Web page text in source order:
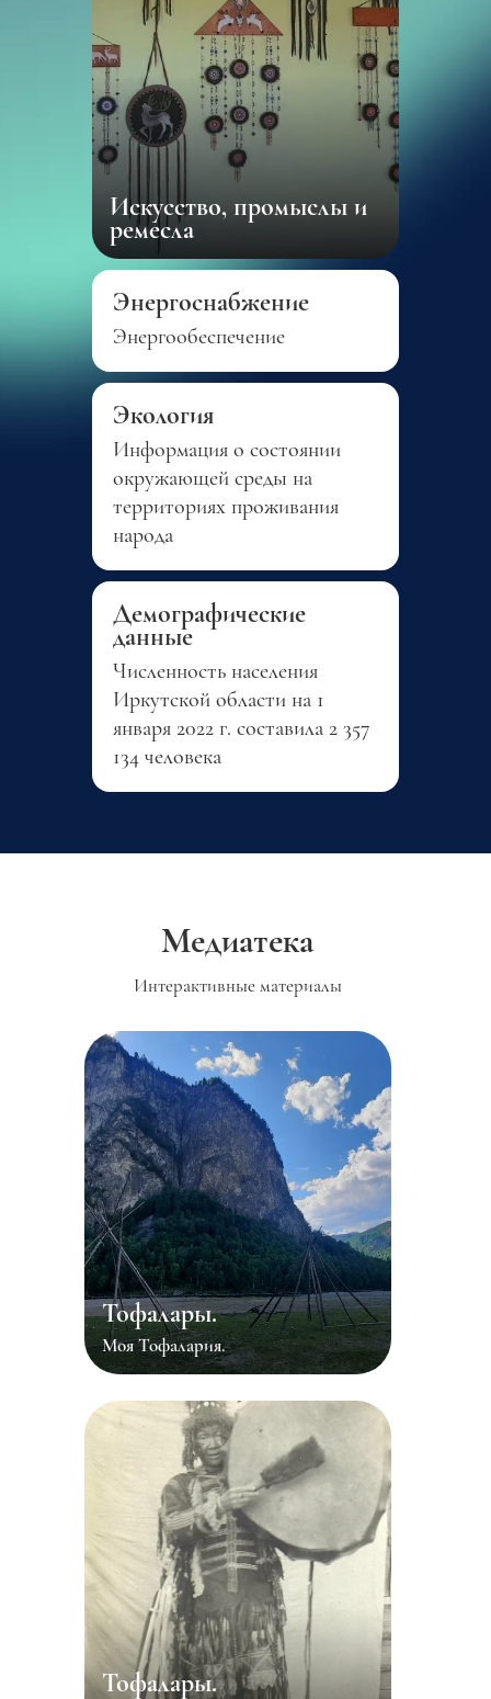
Искусство, промыслы и
ремесла
Энергоснабжение
Энергообеспечение
Экология
Информация о состоянии
окружающей среды на
территориях проживания
народа
Демографические
данные
Численность населения
Иркутской области на 1
января 2022 г. составила 2 357
134 человека
Медиатека
Интерактивные материалы
Тофалары.
Моя Тофалария.
Тофалары.